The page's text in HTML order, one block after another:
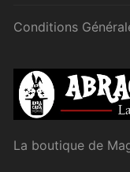
Conditions
La boutique de